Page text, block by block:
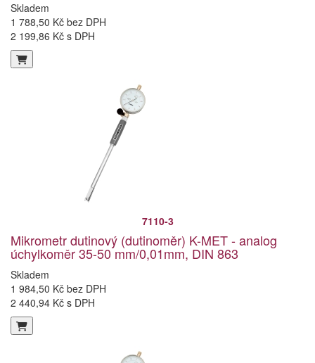
Skladem
1 788,50 Kč bez DPH
2 199,86 Kč s DPH
7110-3
Mikrometr dutinový (dutinoměr) K-MET - analog
úchylkoměr 35-50 mm/0,01mm, DIN 863
Skladem
1 984,50 Kč bez DPH
2 440,94 Kč s DPH